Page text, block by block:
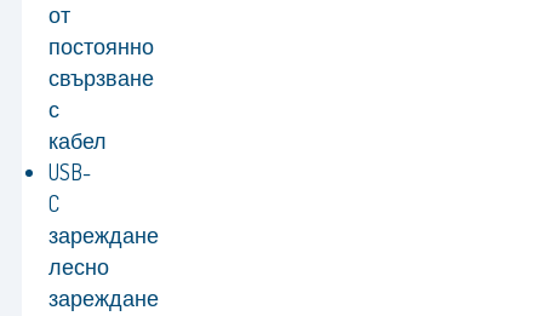
от
постоянно
свързване
с
кабел
USB-
C
зареждане
лесно
зареждане